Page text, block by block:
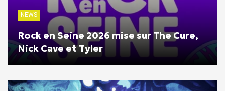
NEWS
Rock en Seine 2026 mise sur The Cure,
Nick Cave et Tyler